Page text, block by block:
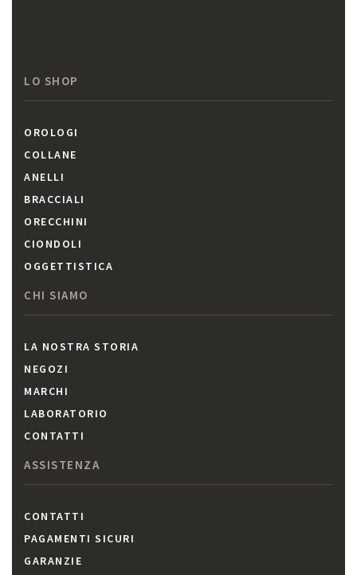
LO SHOP
OROLOGI
COLLANE
ANELLI
BRACCIALI
ORECCHINI
CIONDOLI
OGGETTISTICA
CHI SIAMO
LA NOSTRA STORIA
NEGOZI
MARCHI
LABORATORIO
CONTATTI
ASSISTENZA
CONTATTI
PAGAMENTI SICURI
GARANZIE